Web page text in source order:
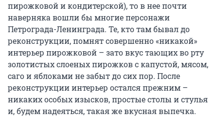
пирожковой и кондитерской), то в нее почти
наверняка вошли бы многие персонажи
Петрограда-Ленинграда. Те, кто там бывал до
реконструкции, помнят совершенно «никакой»
интерьер пирожковой – зато вкус тающих во рту
золотистых слоеных пирожков с капустой, мясом,
саго и яблоками не забыт до сих пор. После
реконструкции интерьер остался прежним –
никаких особых изысков, простые столы и стулья
и, будем надеяться, такая же вкусная выпечка.